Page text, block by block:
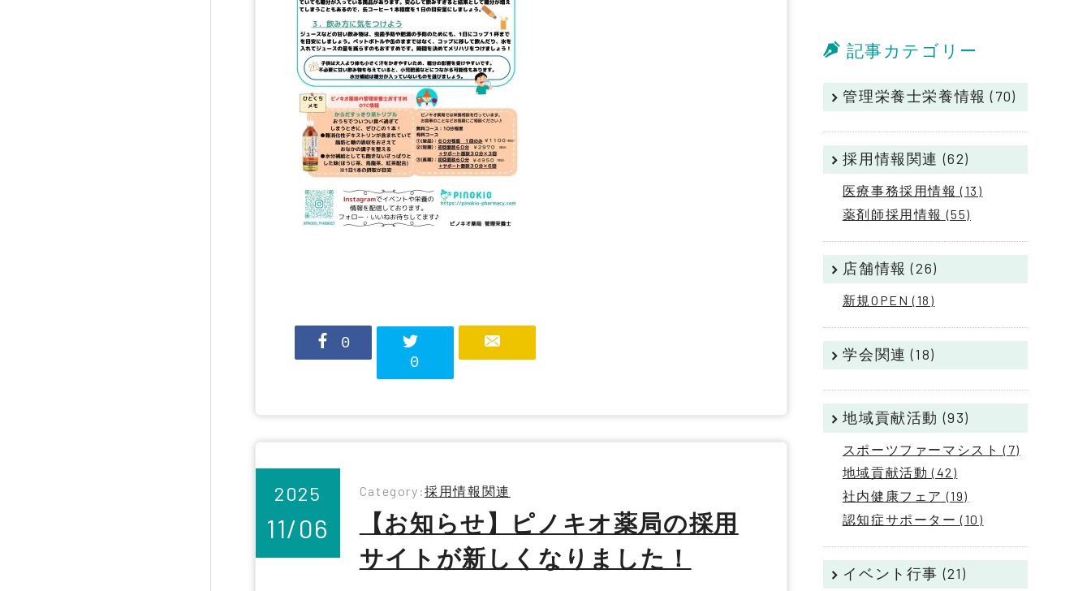
0
0
2025
11/06
Category:採用情報関連
【お知らせ】ピノキオ薬局の採用
サイトが新しくなりました！
記事カテゴリー
管理栄養士栄養情報 (70)
採用情報関連 (62)
医療事務採用情報 (13)
薬剤師採用情報 (55)
店舗情報 (26)
新規OPEN (18)
学会関連 (18)
地域貢献活動 (93)
スポーツファーマシスト (7)
地域貢献活動 (42)
社内健康フェア (19)
認知症サポーター (10)
イベント行事 (21)